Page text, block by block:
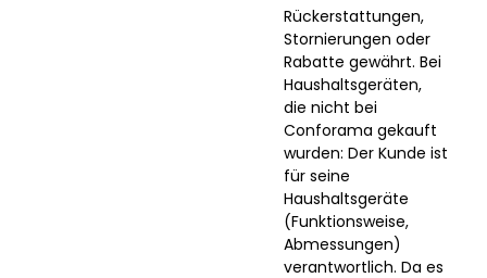
Rückerstattungen,
Stornierungen oder
Rabatte gewährt. Bei
Haushaltsgeräten,
die nicht bei
Conforama gekauft
wurden: Der Kunde ist
für seine
Haushaltsgeräte
(Funktionsweise,
Abmessungen)
verantwortlich. Da es